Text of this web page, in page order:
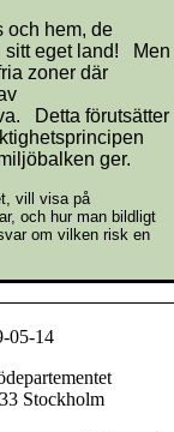
och hem, de
sitt eget land! Men
zoner där
Detta förutsätter
ger.
vill visa på
och hur man bildligt
om vilken risk en
05-14
Stockholm